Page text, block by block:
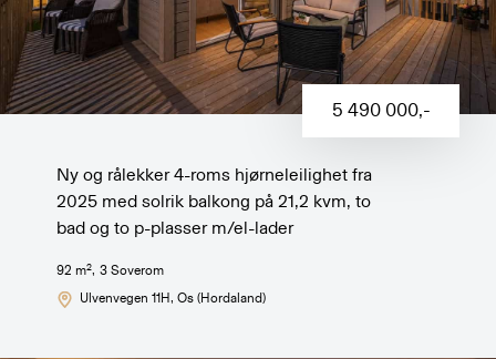
5 490 000,-
Ny og rålekker 4-roms hjørneleilighet fra
2025 med solrik balkong på 21,2 kvm, to
bad og to p-plasser m/el-lader
92 m2, 3Soverom
Ulvenvegen 11H, Os (Hordaland)